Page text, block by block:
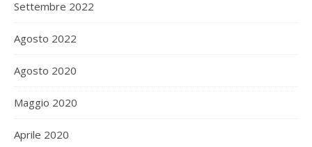
Settembre 2022
Agosto 2022
Agosto 2020
Maggio 2020
Aprile 2020